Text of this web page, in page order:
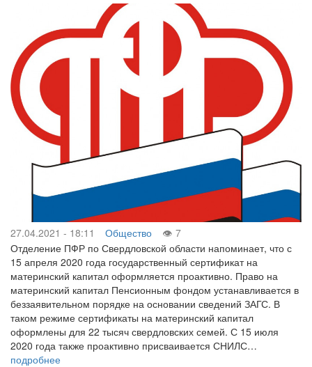
27.04.2021 - 18:11 Общество
7
Отделение ПФР по Свердловской области напоминает, что с
15 апреля 2020 года государственный сертификат на
материнский капитал оформляется проактивно. Право на
материнский капитал Пенсионным фондом устанавливается в
беззаявительном порядке на основании сведений ЗАГС. В
таком режиме сертификаты на материнский капитал
оформлены для 22 тысяч свердловских семей. С 15 июля
2020 года также проактивно присваивается СНИЛС…
подробнее